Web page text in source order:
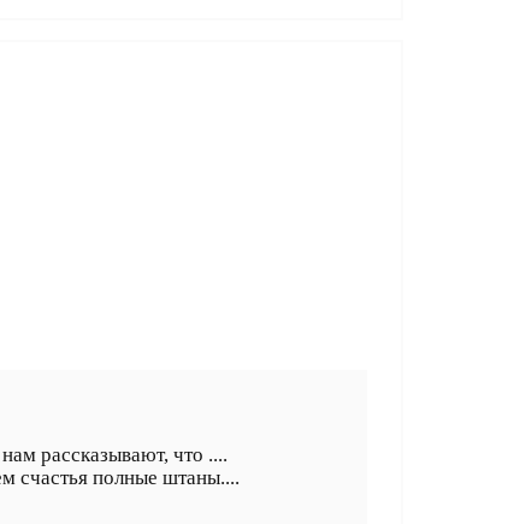
рассказывают, что ....
счастья полные штаны....